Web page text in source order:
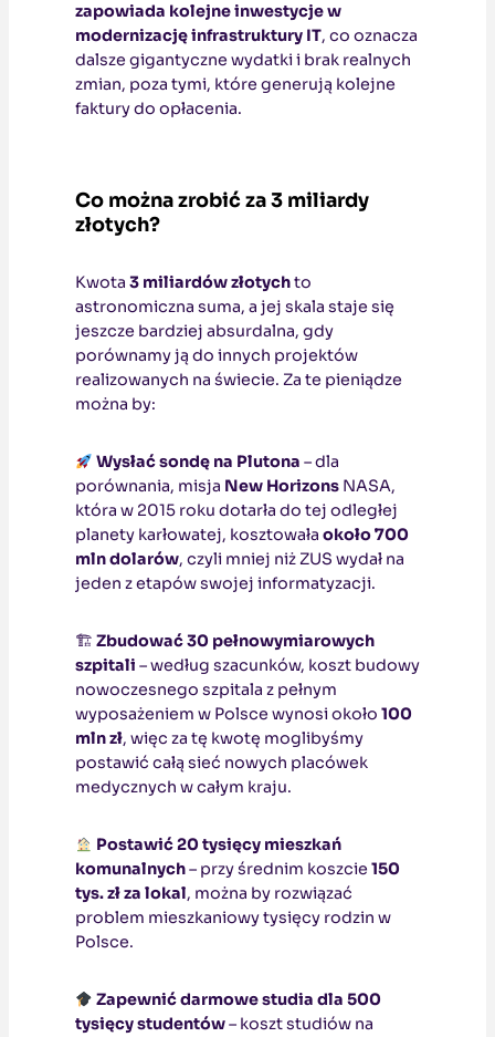
zapowiada kolejne inwestycje w
modernizację infrastruktury IT, co oznacza
dalsze gigantyczne wydatki i brak realnych
zmian, poza tymi, które generują kolejne
faktury do opłacenia.
Co można zrobić za 3 miliardy
złotych?
Kwota 3 miliardów złotychto
astronomiczna suma, a jej skala staje się
jeszcze bardziej absurdalna, gdy
porównamy ją do innych projektów
realizowanych na świecie. Za te pieniądze
można by:
Wysłać sondę na Plutona – dla
porównania, misja New Horizons NASA,
która w 2015 roku dotarła do tej odległej
planety karłowatej, kosztowała około 700
mln dolarów, czyli mniej niż ZUS wydał na
jeden z etapów swojej informatyzacji.
🏗 Zbudować 30 pełnowymiarowych
szpitali – według szacunków, koszt budowy
nowoczesnego szpitala z pełnym
wyposażeniem w Polsce wynosi około 100
mln zł, więc za tę kwotę moglibyśmy
postawić całą sieć nowych placówek
medycznych w całym kraju.
Postawić 20 tysięcy mieszkań
komunalnych– przy średnim koszcie 150
tys. zł za lokal, można by rozwiązać
problem mieszkaniowy tysięcy rodzin w
Polsce.
Zapewnić darmowe studia dla 500
tysięcy studentów– koszt studiów na